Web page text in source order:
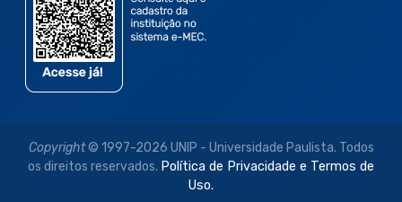
Copyright© 1997-2026 UNIP - Universidade Paulista. Todos
os direitos reservados. Política de Privacidade e Termos de
Uso.